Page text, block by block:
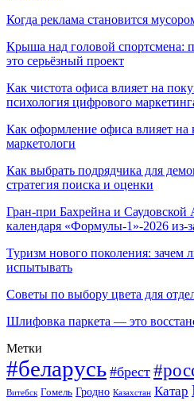
Когда реклама становится
Крыша над головой спортсмена:
это серьёзный проект
Как чистота офиса влияет на
психология цифрового
Как оформление офиса влияет на
маркетологи
Как выбрать подрядчика для
стратегия поиска и оценки
Гран-при Бахрейна и Саудовской
календаря «Формулы-1»-2026 из-
Туризм нового поколения: зачем
испытывать
Советы по выбору цвета для
Шлифовка паркета — это
Метки
#беларусь #брест
Витебск Гомель Гродно Казахстан Катар